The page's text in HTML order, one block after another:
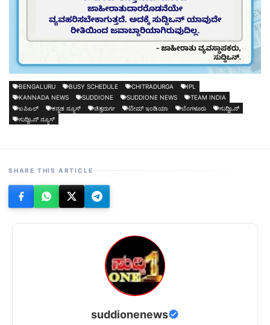
BENGALURU BUSY SCHEDULE CHITRADURGA
IPL
KANNADA NEWS
SUDDIONE SUDDIONE NEWS
TEAM INDIA
ಐಪಿಎಲ್
ಕನ್ನಡ ನ್ಯೂಸ್ ಚಿತ್ರದುರ್ಗ ಟೀಮ್ ಇಂಡಿಯಾ ಬೆಂಗಳೂರು
ಸುದ್ದಿಒನ್
ಸುದ್ದಿಒನ್ ನ್ಯೂಸ್
SHARE THIS ARTICLE
suddionenews